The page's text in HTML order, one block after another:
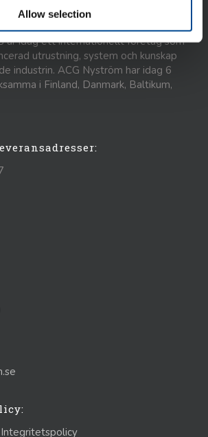
Allow selection
är idag ett internationellt företag som
utrustning, system och kunskap
industrin. ACG Nyström har idag 6
i Finland, Danmark, Baltikum,
Integritetspolicy